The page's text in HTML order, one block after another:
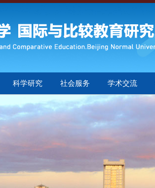
科学研究 社会服务 学术交流